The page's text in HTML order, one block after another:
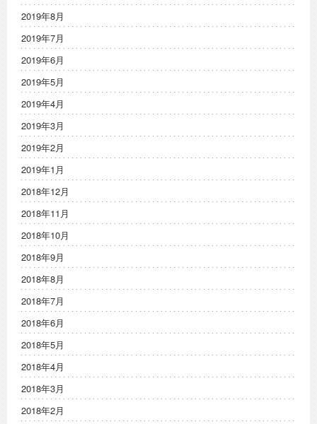
2019年8月
2019年7月
2019年6月
2019年5月
2019年4月
2019年3月
2019年2月
2019年1月
2018年12月
2018年11月
2018年10月
2018年9月
2018年8月
2018年7月
2018年6月
2018年5月
2018年4月
2018年3月
2018年2月